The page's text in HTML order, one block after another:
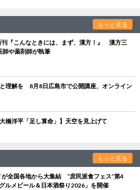
もっと見る
刊『こんなときには、まず、漢方！』 漢方三
師や薬剤師が執筆
理解を 8月8日広島市で公開講座、オンライン
橋洋平「足し算命」】天空を見上げて
もっと見る
が全国各地から大集結 “庶民派食フェス”第4
ルメビール＆日本酒祭り2026」を開催